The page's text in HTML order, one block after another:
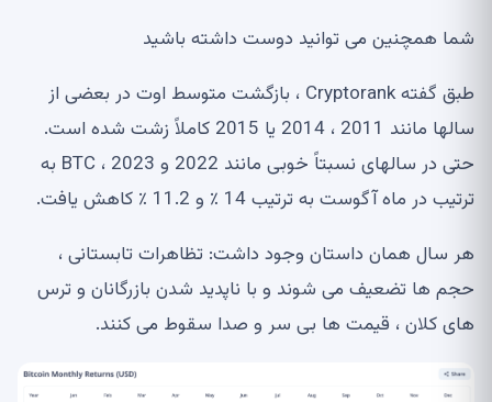
شما همچنین می توانید دوست داشته باشید
طبق گفته Cryptorank ، بازگشت متوسط اوت در بعضی از
سالها مانند 2011 ، 2014 یا 2015 کاملاً زشت شده است.
حتی در سالهای نسبتاً خوبی مانند 2022 و 2023 ، BTC به
ترتیب در ماه آگوست به ترتیب 14 ٪ و 11.2 ٪ کاهش یافت.
هر سال همان داستان وجود داشت: تظاهرات تابستانی ،
حجم ها تضعیف می شوند و با ناپدید شدن بازرگانان و ترس
های کلان ، قیمت ها بی سر و صدا سقوط می کنند.